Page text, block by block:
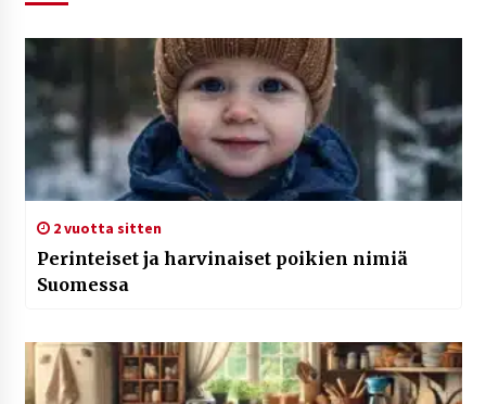
2 vuotta sitten
Perinteiset ja harvinaiset poikien nimiä
Suomessa